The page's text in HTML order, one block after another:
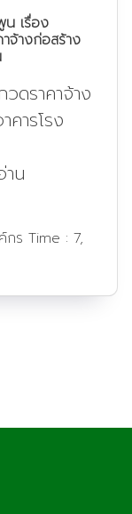
น เรื่อง
าจ้างก่อสร้าง
วดราคาจ้าง
ารโรง
น
กร Time : 7,